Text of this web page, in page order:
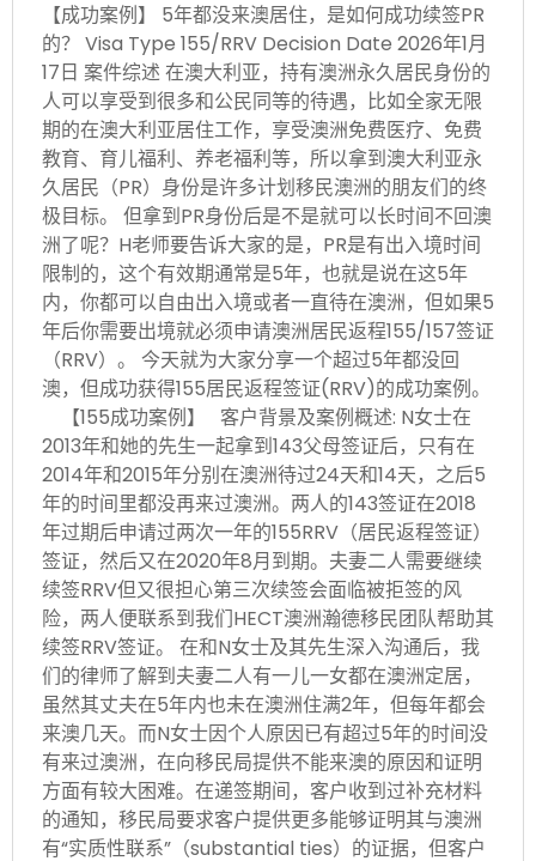
【成功案例】 5年都没来澳居住，是如何成功续签PR
的？ Visa Type 155/RRV Decision Date 2026年1月
17日 案件综述 在澳大利亚，持有澳洲永久居民身份的
人可以享受到很多和公民同等的待遇，比如全家无限
期的在澳大利亚居住工作，享受澳洲免费医疗、免费
教育、育儿福利、养老福利等，所以拿到澳大利亚永
久居民（PR）身份是许多计划移民澳洲的朋友们的终
极目标。 但拿到PR身份后是不是就可以长时间不回澳
洲了呢？H老师要告诉大家的是，PR是有出入境时间
限制的，这个有效期通常是5年，也就是说在这5年
内，你都可以自由出入境或者一直待在澳洲，但如果5
年后你需要出境就必须申请澳洲居民返程155/157签证
（RRV）。 今天就为大家分享一个超过5年都没回
澳，但成功获得155居民返程签证(RRV)的成功案例。
【155成功案例】 客户背景及案例概述: N女士在
2013年和她的先生一起拿到143父母签证后，只有在
2014年和2015年分别在澳洲待过24天和14天，之后5
年的时间里都没再来过澳洲。两人的143签证在2018
年过期后申请过两次一年的155RRV（居民返程签证）
签证，然后又在2020年8月到期。夫妻二人需要继续
续签RRV但又很担心第三次续签会面临被拒签的风
险，两人便联系到我们HECT澳洲瀚德移民团队帮助其
续签RRV签证。 在和N女士及其先生深入沟通后，我
们的律师了解到夫妻二人有一儿一女都在澳洲定居，
虽然其丈夫在5年内也未在澳洲住满2年，但每年都会
来澳几天。而N女士因个人原因已有超过5年的时间没
有来过澳洲，在向移民局提供不能来澳的原因和证明
方面有较大困难。在递签期间，客户收到过补充材料
的通知，移民局要求客户提供更多能够证明其与澳洲
有“实质性联系”（substantial ties）的证据，但客户